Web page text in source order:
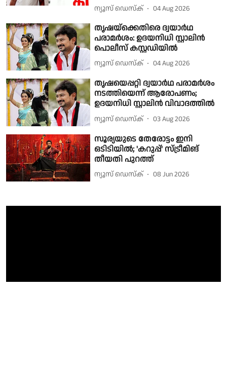
ന്യൂസ് ഡെസ്ക് 04 Aug 2026
തൃഷയ്‌ക്കെതിരെ ദ്വയാർഥ
പരാമർശം: ഉദയനിധി സ്റ്റാലിൻ
പൊലീസ് കസ്റ്റഡിയിൽ
ന്യൂസ് ഡെസ്ക് 04 Aug 2026
തൃഷയെപ്പറ്റി ദ്വയാർഥ പരാമർശം
നടത്തിയെന്ന് ആരോപണം;
ഉദയനിധി സ്റ്റാലിൻ വിവാദത്തിൽ
ന്യൂസ് ഡെസ്ക് 03 Aug 2026
സൂര്യയുടെ തേരോട്ടം ഇനി
ഒടിടിയിൽ; 'കറുപ്പ്' സ്ട്രീമിങ്
തീയതി പുറത്ത്
ന്യൂസ് ഡെസ്ക് 08 Jun 2026